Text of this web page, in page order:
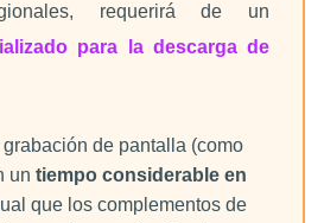
requerirá de un
para la descarga de
grabación de pantalla (como
un tiempo considerable en
que los complementos de